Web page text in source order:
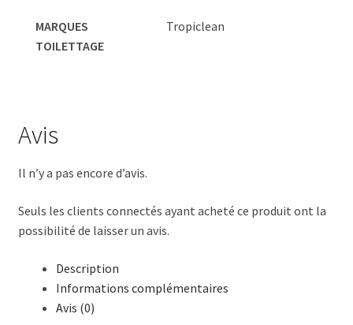
MARQUES
TOILETTAGE
Tropiclean
Avis
Il n’y a pas encore d’avis.
Seuls les clients connectés ayant acheté ce produit ont la
possibilité de laisser un avis.
Description
Informations complémentaires
Avis (0)